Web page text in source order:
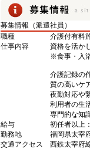
募集情報（派遣社員）
職種
介護付有料
仕事内容
資格を活か
※食事・入
介護記録の
質の高いケ
夜勤対応や
利用者の生
専門的な知
給与
初任者以上
勤務地
福岡県太宰
交通アクセス
西鉄太宰